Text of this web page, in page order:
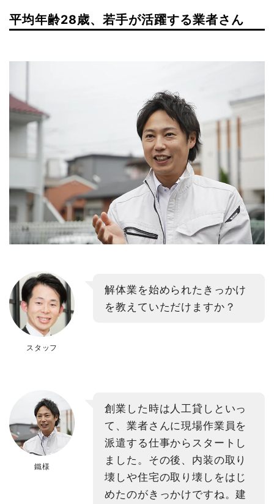
平均年齢28歳、若手が活躍する業者さん
スタッフ
解体業を始められたきっかけ
を教えていただけますか？
鐵様
創業した時は人工貸しといっ
て、業者さんに現場作業員を
派遣する仕事からスタートし
ました。その後、内装の取り
壊しや住宅の取り壊しをはじ
めたのがきっかけですね。建